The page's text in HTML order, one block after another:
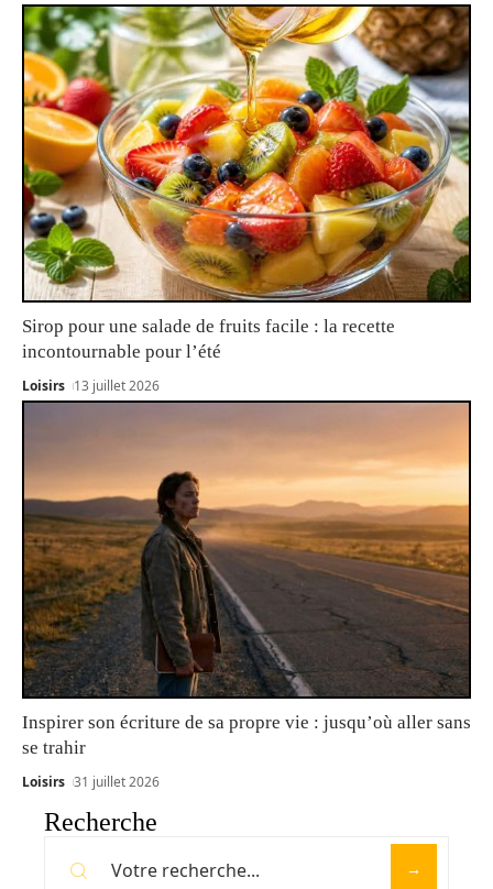
Sirop pour une salade de fruits facile : la recette
incontournable pour l’été
Loisirs 13 juillet 2026
Inspirer son écriture de sa propre vie : jusqu’où aller sans
se trahir
Loisirs 31 juillet 2026
Recherche